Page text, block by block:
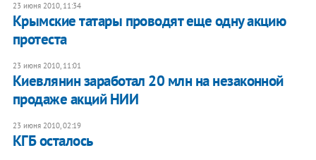
23 июня 2010, 11:34
Крымские татары проводят еще одну акцию
протеста
23 июня 2010, 11:01
Киевлянин заработал 20 млн на незаконной
продаже акций НИИ
23 июня 2010, 02:19
КГБ осталось